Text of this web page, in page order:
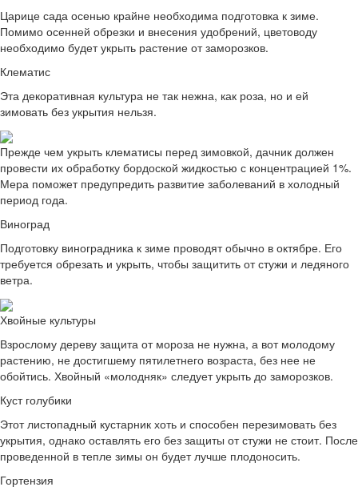
Царице сада осенью крайне необходима подготовка к зиме.
Помимо осенней обрезки и внесения удобрений, цветоводу
необходимо будет укрыть растение от заморозков.
Клематис
Эта декоративная культура не так нежна, как роза, но и ей
зимовать без укрытия нельзя.
Прежде чем укрыть клематисы перед зимовкой, дачник должен
провести их обработку бордоской жидкостью с концентрацией 1%.
Мера поможет предупредить развитие заболеваний в холодный
период года.
Виноград
Подготовку виноградника к зиме проводят обычно в октябре. Его
требуется обрезать и укрыть, чтобы защитить от стужи и ледяного
ветра.
Хвойные культуры
Взрослому дереву защита от мороза не нужна, а вот молодому
растению, не достигшему пятилетнего возраста, без нее не
обойтись. Хвойный «молодняк» следует укрыть до заморозков.
Куст голубики
Этот листопадный кустарник хоть и способен перезимовать без
укрытия, однако оставлять его без защиты от стужи не стоит. После
проведенной в тепле зимы он будет лучше плодоносить.
Гортензия